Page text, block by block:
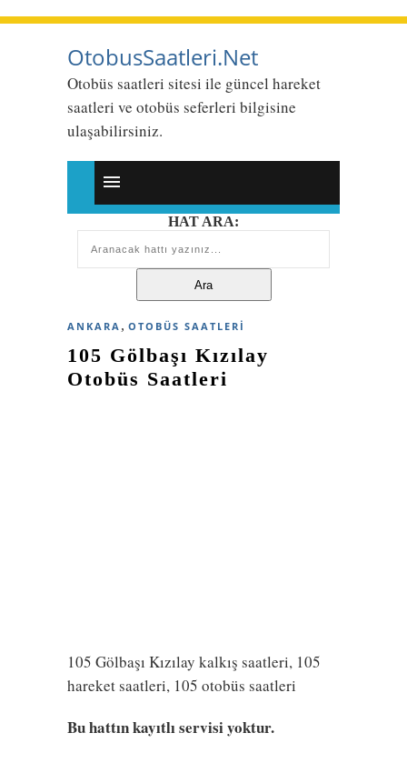
OtobusSaatleri.Net
Otobüs saatleri sitesi ile güncel hareket
saatleri ve otobüs seferleri bilgisine
ulaşabilirsiniz.
HAT ARA:
ANKARA , OTOBÜS SAATLERI
105 Gölbaşı Kızılay
Otobüs Saatleri
105 Gölbaşı Kızılay kalkış saatleri, 105
hareket saatleri, 105 otobüs saatleri
Bu hattın kayıtlı servisi yoktur.